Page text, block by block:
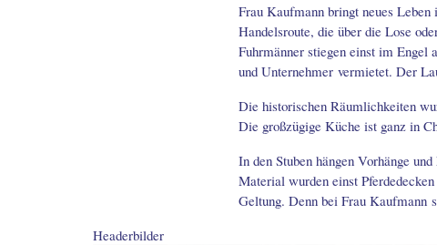
Frau Kaufmann bringt neues
Handelsroute, die über die Lose
Fuhrmänner stiegen einst im Engel
und Unternehmer vermietet. Der
Die historischen Räumlichkeiten
Die großzügige Küche ist ganz in
In den Stuben hängen Vorhänge
Material wurden einst
Geltung. Denn bei Frau Kaufmann
Headerbilder